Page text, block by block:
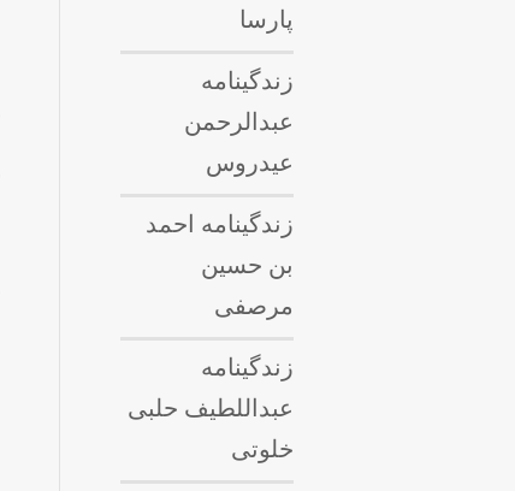
پارسا
زندگینامه
عبدالرحمن
عیدروس
زندگینامه احمد
بن حسین
مرصفی
زندگینامه
عبداللطيف حلبى
خلوتی